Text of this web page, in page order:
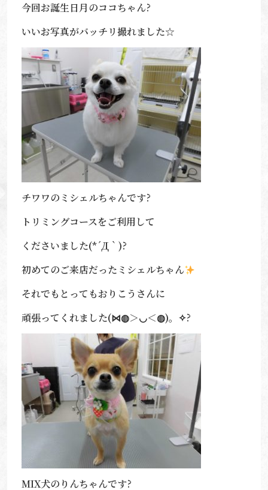
今回お誕生日月のココちゃん?
いいお写真がバッチリ撮れました☆
チワワのミシェルちゃんです?
トリミングコースをご利用して
くださいました(*´Д｀)?
初めてのご来店だったミシェルちゃん
それでもとってもおりこうさんに
頑張ってくれました(⋈◍＞◡＜◍)。✧?
MIX犬のりんちゃんです?